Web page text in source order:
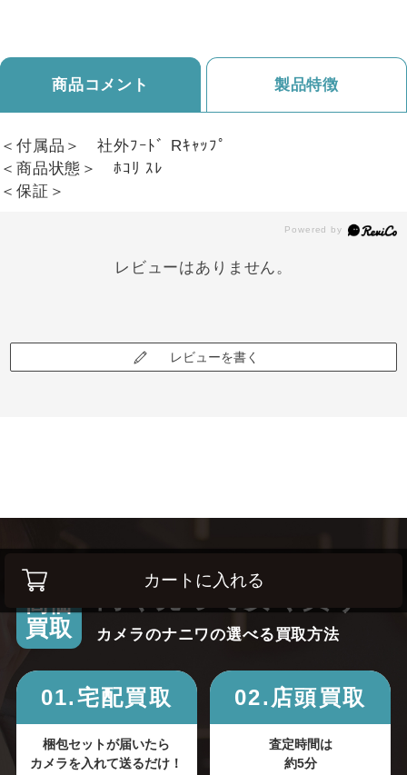
カートに入れる
商品コメント 製品特徴
＜付属品＞ 社外ﾌｰﾄﾞ Rｷｬｯﾌﾟ
＜商品状態＞ ﾎｺﾘ ｽﾚ
＜保証＞
レビューはありません。
レビューを書く
高価
買取
高く売って安く買う！
カメラのナニワの選べる買取方法
01.宅配買取
梱包セットが届いたら
カメラを入れて送るだけ！
02.店頭買取
査定時間は
約5分